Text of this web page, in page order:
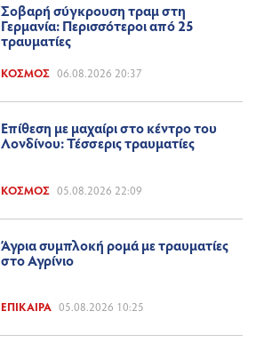
Σοβαρή σύγκρουση τραμ στη
Γερμανία: Περισσότεροι από 25
τραυματίες
ΚΌΣΜΟΣ 06.08.2026 20:37
Επίθεση με μαχαίρι στο κέντρο του
Λονδίνου: Τέσσερις τραυματίες
ΚΌΣΜΟΣ 05.08.2026 22:09
Άγρια συμπλοκή ρομά με τραυματίες
στο Αγρίνιο
ΕΠΊΚΑΙΡΑ 05.08.2026 10:25